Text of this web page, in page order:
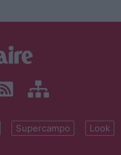
Supercampo Look